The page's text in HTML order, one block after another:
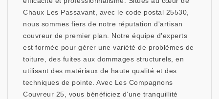
Chaux Les Passavant, avec le code postal 25530,
nous sommes fiers de notre réputation d'artisan
couvreur de premier plan. Notre équipe d'experts
est formée pour gérer une variété de problèmes de
toiture, des fuites aux dommages structurels, en
utilisant des matériaux de haute qualité et des
techniques de pointe. Avec Les Compagnons
Couvreur 25, vous bénéficiez d'une tranquillité